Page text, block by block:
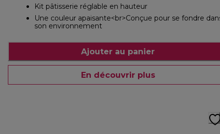
Kit pâtisserie réglable en hauteur
Une couleur apaisante<br>Conçue pour se fondre
son environnement
Ajouter au panier
En découvrir plus